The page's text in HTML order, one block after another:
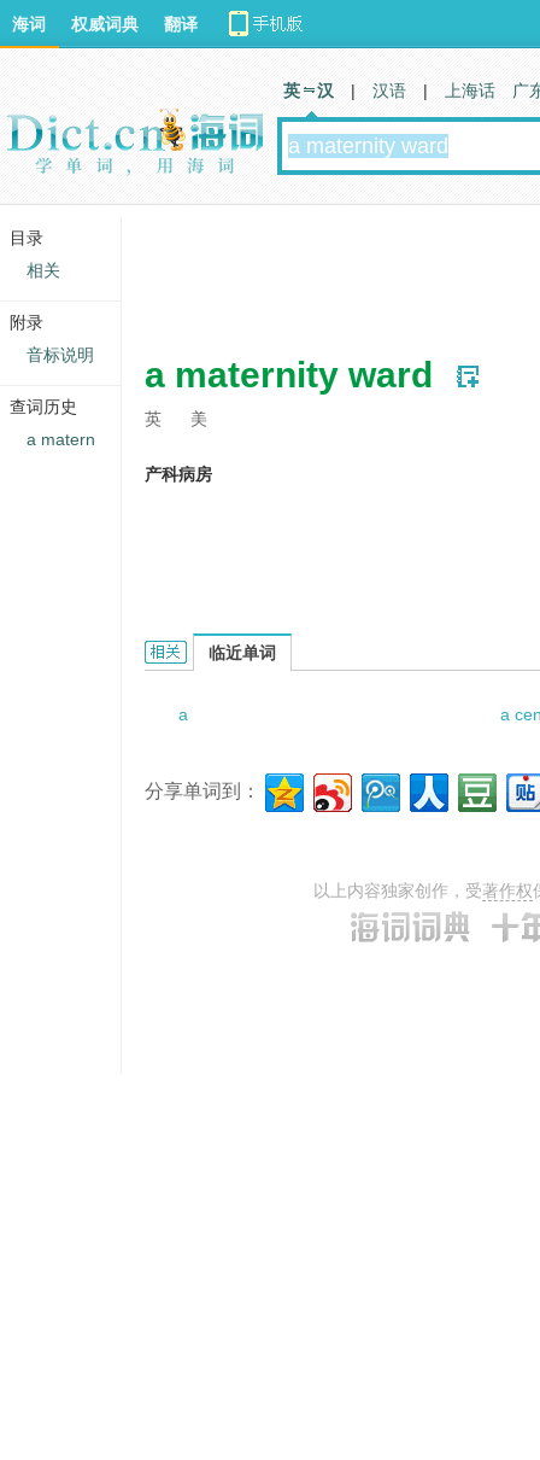
a maternity ward
英 美
产科病房
a maternity ward的相关资料：
临近单词
a a
分享单词到：
以上内容独家创作，受著作权
海词 权威词典 翻译
英 汉 | 汉语 | 上海话 广
目录
相关
附录
音标说明
查词历史
a matern